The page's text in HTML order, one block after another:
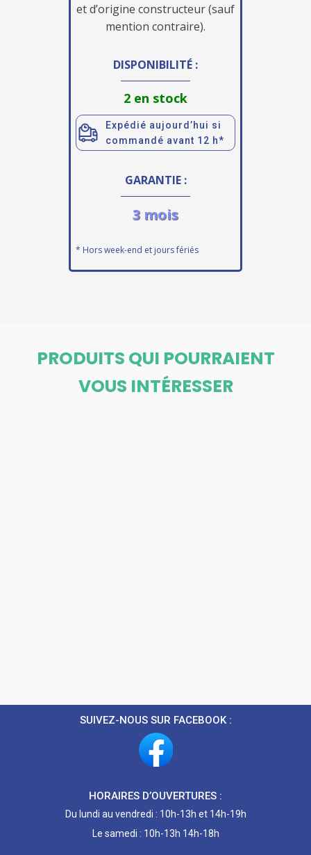
et d’origine constructeur (sauf
mention contraire).
DISPONIBILITÉ :
2 en stock
Expédié aujourd’hui si
commandé avant 12 h*
GARANTIE :
3 mois
* Hors week-end et jours fériés
PRODUITS QUI POURRAIENT
VOUS INTÉRESSER
SUIVEZ-NOUS SUR FACEBOOK :
HORAIRES D’OUVERTURES :
Du lundi au vendredi : 10h-13h et 14h-19h
Le samedi : 10h-13h 14h-18h